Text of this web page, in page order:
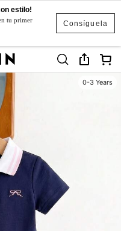
Consíguela
estilo!
tu primer
0-3 Years